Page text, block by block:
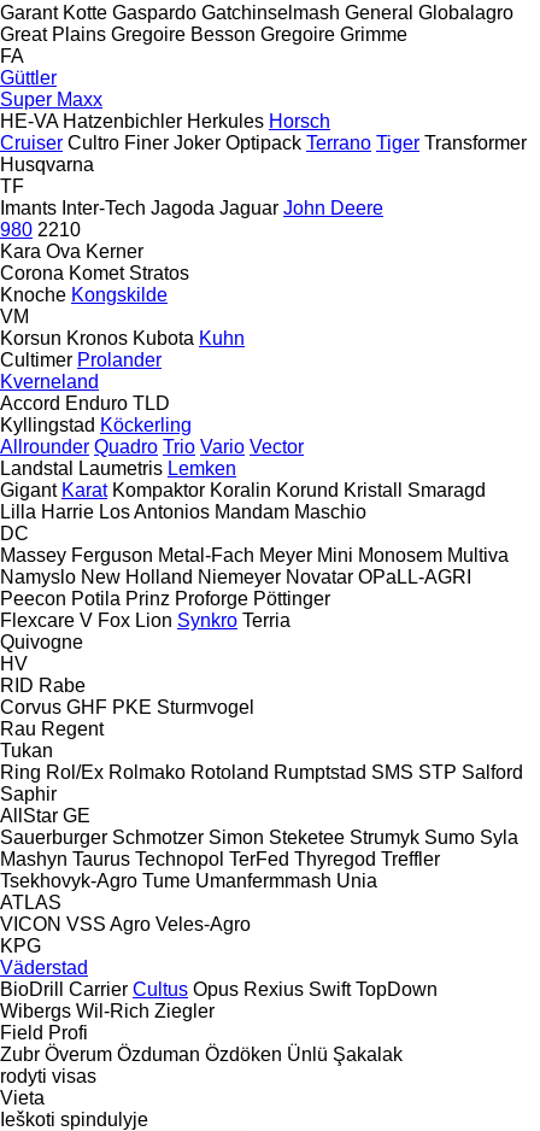
Garant Kotte Gaspardo Gatchinselmash General Globalagro
Great Plains Gregoire Besson Gregoire Grimme
FA
Güttler
Super Maxx
HE-VA Hatzenbichler Herkules Horsch
Cruiser Cultro Finer Joker Optipack Terrano Tiger Transformer
Husqvarna
TF
Imants Inter-Tech Jagoda Jaguar John Deere
980 2210
Kara Ova Kerner
Corona Komet Stratos
Knoche Kongskilde
VM
Korsun Kronos Kubota Kuhn
Cultimer Prolander
Kverneland
Accord Enduro TLD
Kyllingstad Köckerling
Allrounder Quadro Trio Vario Vector
Landstal
Laumetris Lemken
Gigant Karat Kompaktor Koralin Korund Kristall
Smaragd
Lilla Harrie Los Antonios Mandam Maschio
DC
Massey Ferguson Metal-Fach Meyer Mini Monosem Multiva
Namyslo New Holland Niemeyer Novatar OPaLL-AGRI
Peecon Potila Prinz Proforge Pöttinger
Flexcare V Fox Lion Synkro Terria
Quivogne
HV
RID Rabe
Corvus GHF PKE Sturmvogel
Rau Regent
Tukan
Ring Rol/Ex Rolmako Rotoland Rumptstad SMS STP Salford
Saphir
AllStar GE
Sauerburger Schmotzer Simon Steketee Strumyk Sumo Syla
Mashyn Taurus Technopol TerFed Thyregod Treffler
Tsekhovyk-Agro Tume Umanfermmash Unia
ATLAS
VICON VSS Agro Veles-Agro
KPG
Väderstad
BioDrill
Carrier Cultus Opus Rexius Swift TopDown
Wibergs Wil-Rich Ziegler
Field Profi
Zubr Överum Özduman Özdöken Ünlü Şakalak
rodyti visas
Vieta
Ieškoti spindulyje